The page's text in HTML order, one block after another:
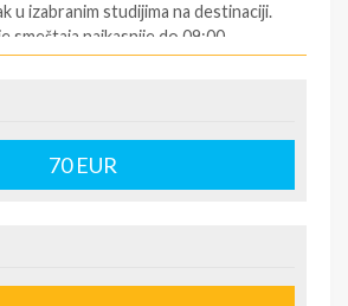
u izabranim studijima na destinaciji.
smeštaja najkasnije do 09:00
Polazak za Srbiju oko podneva
agencija dan pre
u Srbiju u ranim jutarnjim časovima.
destinaciju. Obavezno kontaktirati
70EUR